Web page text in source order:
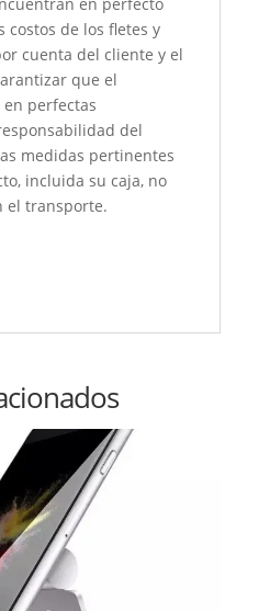
costos de los fletes y
cuenta del cliente y el
que el
perfectas
del
medidas pertinentes
incluida su caja, no
el transporte.